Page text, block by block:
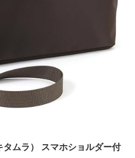
ムラ） スマホショルダー付